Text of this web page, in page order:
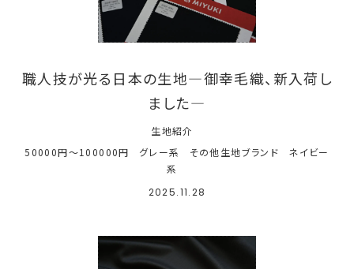
職人技が光る日本の生地―御幸毛織、新入荷し
ました―
生地紹介
50000円～100000円
グレー系 その他生地ブランド
ネイビー
系
2025.11.28